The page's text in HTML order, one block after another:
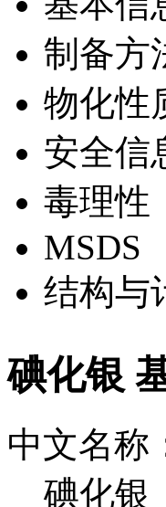
制备方
物化性
安全信
毒理性
MSDS
结构与
碘化银
中文名称
碘化银